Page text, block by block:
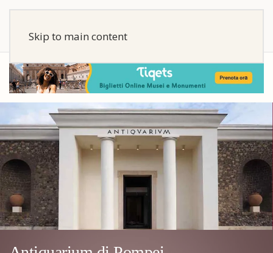
Skip to main content